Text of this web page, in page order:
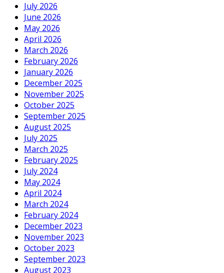
July 2026
June 2026
May 2026
April 2026
March 2026
February 2026
January 2026
December 2025
November 2025
October 2025
September 2025
August 2025
July 2025
March 2025
February 2025
July 2024
May 2024
April 2024
March 2024
February 2024
December 2023
November 2023
October 2023
September 2023
August 2023